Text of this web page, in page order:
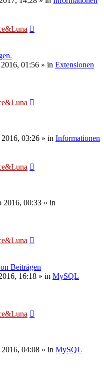
01:56 » in Extensionen
03:26 » in Informationen
2016, 00:33 » in
Beiträgen
16:18 » in MySQL
04:08 » in MySQL